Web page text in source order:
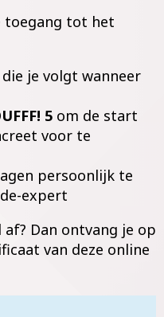
toegang tot het
die je volgt wanneer
5 om de start
voor te
persoonlijk te
expert
af? Dan ontvang je op
van deze online